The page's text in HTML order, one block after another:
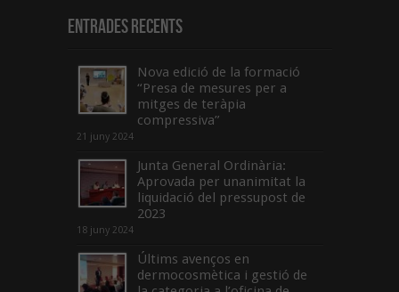
Entrades recents
Nova edició de la formació
“Presa de mesures per a
mitges de teràpia
compressiva”
21 juny 2024
Junta General Ordinària:
Aprovada per unanimitat la
liquidació del pressupost de
2023
18 juny 2024
Últims avenços en
dermocosmètica i gestió de